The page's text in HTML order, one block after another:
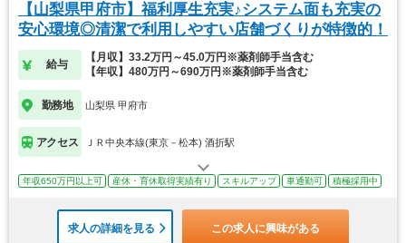
【山梨県甲府市】福利厚生充実♪システム面も充実の
安心環境◎清潔で利用しやすい店舗づくりが特徴的！
給与
【月収】33.2万円～45.0万円※薬剤師手当含む
【年収】480万円～690万円※薬剤師手当含む
勤務地 山梨県 甲府市
アクセス ＪＲ中央本線(東京－松本) 酒折駅
年収650万円以上可 産休・育休取得実績有り スキルアップ 車通勤可 積極採用中
求人の詳細を見る この求人に興味がある